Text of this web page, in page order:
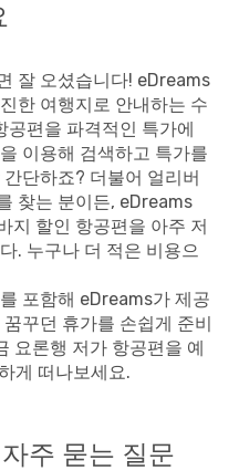
잘 오셨습니다! eDreams
한 여행지로 안내하는 수
공편을 파격적인 특가에
이용해 검색하고 특가를
단하죠? 더불어 얼리버
찾는 분이든, eDreams
지 할인 항공편을 아주 저
. 누구나 더 적은 비용으
포함해 eDreams가 제공
꾸던 휴가를 손쉽게 준비
요론행 저가 항공편을 예
게 떠나보세요.
주 묻는 질문